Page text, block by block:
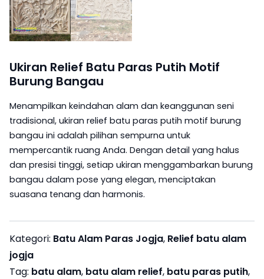
Ukiran Relief Batu Paras Putih Motif
Burung Bangau
Menampilkan keindahan alam dan keanggunan seni
tradisional, ukiran relief batu paras putih motif burung
bangau ini adalah pilihan sempurna untuk
mempercantik ruang Anda. Dengan detail yang halus
dan presisi tinggi, setiap ukiran menggambarkan burung
bangau dalam pose yang elegan, menciptakan
suasana tenang dan harmonis.
Kategori: Batu Alam Paras Jogja, Relief batu alam
jogja
Tag: batu alam, batu alam relief, batu paras putih,